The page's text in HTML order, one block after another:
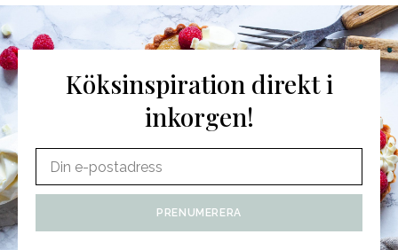
Köksinspiration direkt i
inkorgen!